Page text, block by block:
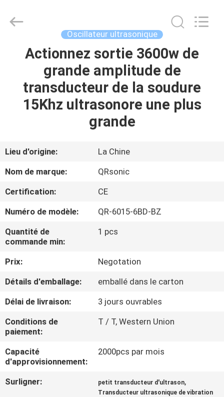
MAISON
PRODUITS
DE
NOUS
VISITE
DE
L'USINE
CONTRÔLE
QUALITÉ
CONTACTEZ-
NOUS
NOUVELLES
Automation
Equipment
Oscillateur ultrasonique
Actionnez sortie 3600w de
grande amplitude de
transducteur de la soudure
15Khz ultrasonore une plus
grande
Lieu d'origine:
La Chine
Nom de marque:
QRsonic
Certification:
CE
Numéro de modèle:
QR-6015-6BD-BZ
Quantité de
commande min:
1 pcs
Prix:
Negotation
Détails d'emballage:
emballé dans le carton
Délai de livraison:
3 jours ouvrables
Conditions de
paiement:
T / T, Western Union
Capacité
d'approvisionnement:
2000pcs par mois
Surligner: petit transducteur d'ultrason,
Transducteur ultrasonique de vibration